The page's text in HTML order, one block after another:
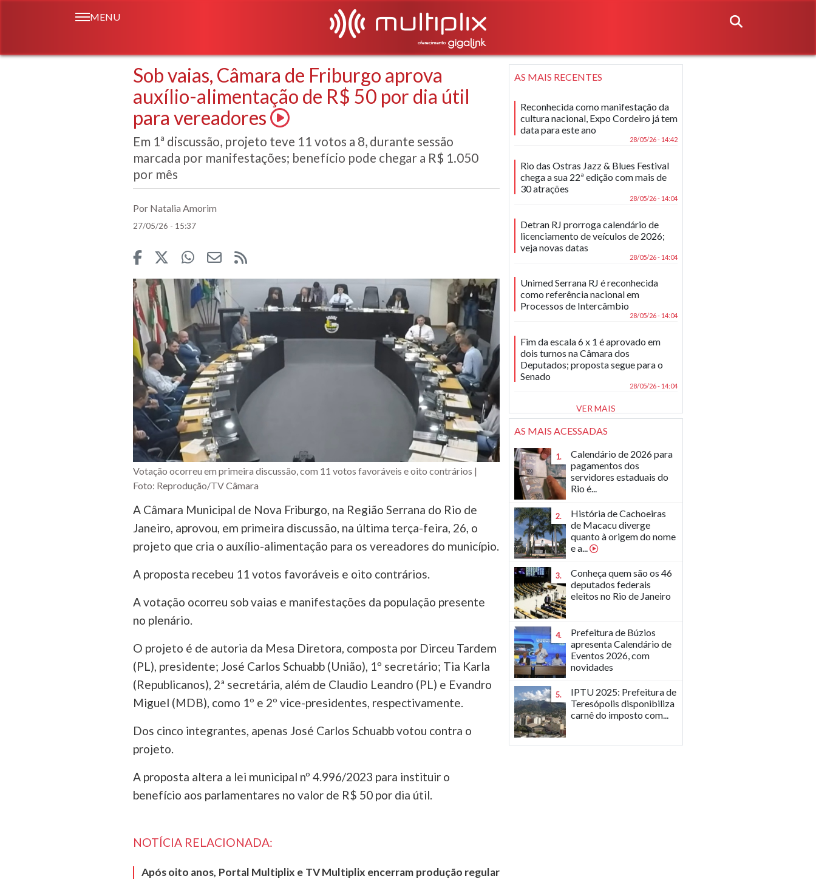
MENU
Sob vaias, Câmara de Friburgo aprova
auxílio-alimentação de R$ 50 por dia útil
para vereadores
Em 1ª discussão, projeto teve 11 votos a 8, durante sessão
marcada por manifestações; benefício pode chegar a R$ 1.050
por mês
Por Natalia Amorim
27/05/26 - 15:37
Votação ocorreu em primeira discussão, com 11 votos favoráveis e oito contrários |
Foto: Reprodução/TV Câmara
A Câmara Municipal de Nova Friburgo, na Região Serrana do Rio de
Janeiro, aprovou, em primeira discussão, na última terça-feira, 26, o
projeto que cria o auxílio-alimentação para os vereadores do município.
A proposta recebeu 11 votos favoráveis e oito contrários.
A votação ocorreu sob vaias e manifestações da população presente
no plenário.
O projeto é de autoria da Mesa Diretora, composta por Dirceu Tardem
(PL), presidente; José Carlos Schuabb (União), 1º secretário; Tia Karla
(Republicanos), 2ª secretária, além de Claudio Leandro (PL) e Evandro
Miguel (MDB), como 1º e 2º vice-presidentes, respectivamente.
Dos cinco integrantes, apenas José Carlos Schuabb votou contra o
projeto.
A proposta altera a lei municipal nº 4.996/2023 para instituir o
benefício aos parlamentares no valor de R$ 50 por dia útil.
NOTÍCIA RELACIONADA:
Após oito anos, Portal Multiplix e TV Multiplix encerram produção regular
AS MAIS RECENTES
Reconhecida como manifestação da
cultura nacional, Expo Cordeiro já tem
data para este ano
28/05/26 - 14:42
Rio das Ostras Jazz & Blues Festival
chega a sua 22ª edição com mais de
30 atrações
28/05/26 - 14:04
Detran RJ prorroga calendário de
licenciamento de veículos de 2026;
veja novas datas
28/05/26 - 14:04
Unimed Serrana RJ é reconhecida
como referência nacional em
Processos de Intercâmbio
28/05/26 - 14:04
Fim da escala 6 x 1 é aprovado em
dois turnos na Câmara dos
Deputados; proposta segue para o
Senado
28/05/26 - 14:04
VER MAIS
AS MAIS ACESSADAS
1.
Calendário de 2026 para
pagamentos dos
servidores estaduais do
Rio é...
2.
História de Cachoeiras
de Macacu diverge
quanto à origem do nome
e a...
3.
Conheça quem são os 46
deputados federais
eleitos no Rio de Janeiro
4.
Prefeitura de Búzios
apresenta Calendário de
Eventos 2026, com
novidades
5.
IPTU 2025: Prefeitura de
Teresópolis disponibiliza
carnê do imposto com...